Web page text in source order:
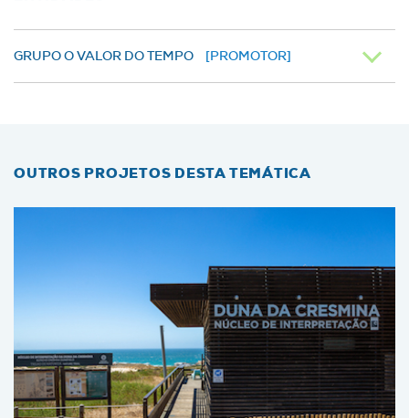
GRUPO O VALOR DO TEMPO [PROMOTOR]
OUTROS PROJETOS DESTA TEMÁTICA